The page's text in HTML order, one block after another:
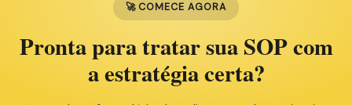
🚀 COMECE AGORA
Pronta para tratar sua SOP com
a estratégia certa?